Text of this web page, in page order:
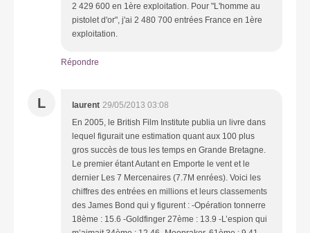
2 429 600 en 1ère exploitation. Pour "L'homme au
pistolet d'or", j'ai 2 480 700 entrées France en 1ère
exploitation.
Répondre
L laurent 29/05/2013 03:08
En 2005, le British Film Institute publia un livre dans
lequel figurait une estimation quant aux 100 plus
gros succès de tous les temps en Grande Bretagne.
Le premier étant Autant en Emporte le vent et le
dernier Les 7 Mercenaires (7.7M enrées). Voici les
chiffres des entrées en millions et leurs classements
des James Bond qui y figurent : -Opération tonnerre
18ème : 15.6 -Goldfinger 27ème : 13.9 -L’espion qui